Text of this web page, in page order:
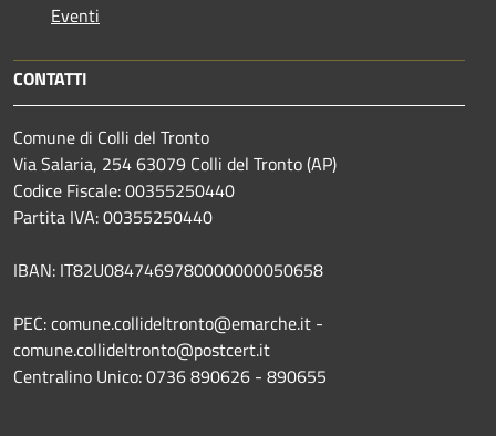
Eventi
CONTATTI
Comune di Colli del Tronto
Via Salaria, 254 63079 Colli del Tronto (AP)
Codice Fiscale: 00355250440
Partita IVA: 00355250440
IBAN: IT82U0847469780000000050658
PEC: comune.collideltronto@emarche.it -
comune.collideltronto@postcert.it
Centralino Unico: 0736 890626 - 890655